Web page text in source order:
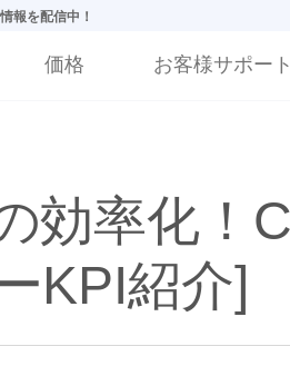
報を配信中！
価格 お客様サポート
効率化！
KPI紹介]